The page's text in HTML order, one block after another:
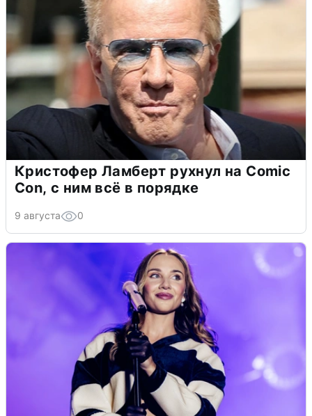
Кристофер Ламберт рухнул на Comic
Con, с ним всё в порядке
9 августа 0